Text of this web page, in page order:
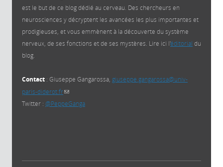
est le but de ce blog dédié au cerveau. Des chercheurs en
neurosciences y décryptent les avancées les plus importantes et
prodigieuses, et vous emmènent à la découverte du système
nerveux, de ses fonctions et de ses mystères. Lire ici l'éditorial du
blog.
Contact : Giuseppe Gangarossa, giuseppe.gangarossa@univ-
paris-diderot.fr(link sends e-mail)
Twitter : @PeppeGanga